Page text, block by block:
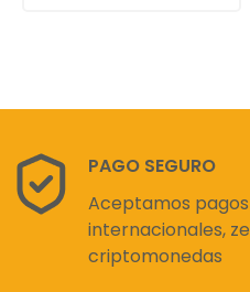
PAGO SEGURO
Aceptamos
internacionales,
criptomonedas